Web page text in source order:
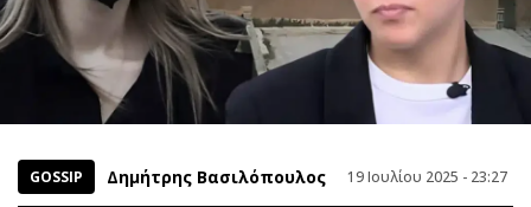
GOSSIP Δημήτρης Βασιλόπουλος 19 Ιουλίου 2025 - 23:27